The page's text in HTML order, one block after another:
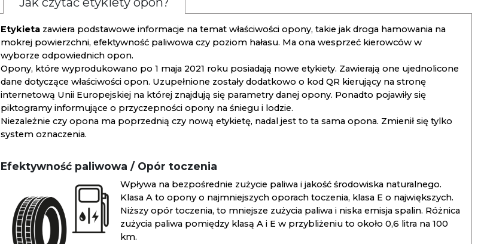
Etykieta zawiera podstawowe informacje na temat właściwości opony, takie jak droga hamowania na
mokrej powierzchni, efektywność paliwowa czy poziom hałasu. Ma ona wesprzeć kierowców w
wyborze odpowiednich opon.
Opony, które wyprodukowano po 1 maja 2021 roku posiadają nowe etykiety. Zawierają one ujednolicone
dane dotyczące właściwości opon. Uzupełnione zostały dodatkowo o kod QR kierujący na stronę
internetową Unii Europejskiej na której znajdują się parametry danej opony. Ponadto pojawiły się
piktogramy informujące o przyczepności opony na śniegu i lodzie.
Niezależnie czy opona ma poprzednią czy nową etykietę, nadal jest to ta sama opona. Zmienił się tylko
system oznaczenia.
Efektywność paliwowa / Opór toczenia
Wpływa na bezpośrednie zużycie paliwa i jakość środowiska naturalnego.
Klasa A to opony o najmniejszych oporach toczenia, klasa E o największych.
Niższy opór toczenia, to mniejsze zużycia paliwa i niska emisja spalin. Różnica
zużycia paliwa pomiędzy klasą A i E w przybliżeniu to około 0,6 litra na 100
km.